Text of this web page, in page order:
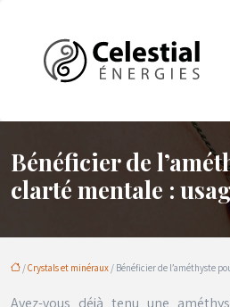
Bénéficier de
clarté mentale :
/Crystals et minéraux / Bénéficier de l’améthyste
Avez-vous déjà tenu une